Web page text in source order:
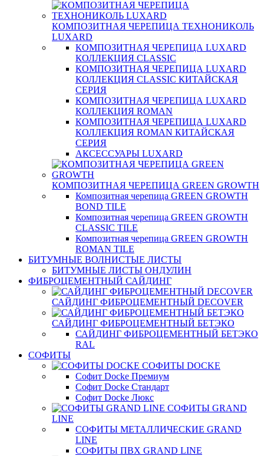
КОМПОЗИТНАЯ ЧЕРЕПИЦА ТЕХНОНИКОЛЬ
LUXARD
КОМПОЗИТНАЯ ЧЕРЕПИЦА LUXARD
КОЛЛЕКЦИЯ CLASSIC
КОМПОЗИТНАЯ ЧЕРЕПИЦА LUXARD
КОЛЛЕКЦИЯ CLASSIC КИТАЙСКАЯ
СЕРИЯ
КОМПОЗИТНАЯ ЧЕРЕПИЦА LUXARD
КОЛЛЕКЦИЯ ROMAN
КОМПОЗИТНАЯ ЧЕРЕПИЦА LUXARD
КОЛЛЕКЦИЯ ROMAN КИТАЙСКАЯ
СЕРИЯ
АКСЕССУАРЫ LUXARD
КОМПОЗИТНАЯ ЧЕРЕПИЦА GREEN GROWTH
Композитная черепица GREEN GROWTH
BOND TILE
Композитная черепица GREEN GROWTH
CLASSIC TILE
Композитная черепица GREEN GROWTH
ROMAN TILE
БИТУМНЫЕ ВОЛНИСТЫЕ ЛИСТЫ
БИТУМНЫЕ ЛИСТЫ ОНДУЛИН
ФИБРОЦЕМЕНТНЫЙ САЙДИНГ
САЙДИНГ ФИБРОЦЕМЕНТНЫЙ DECOVER
САЙДИНГ ФИБРОЦЕМЕНТНЫЙ БЕТЭКО
САЙДИНГ ФИБРОЦЕМЕНТНЫЙ БЕТЭКО
RAL
СОФИТЫ
СОФИТЫ DOCKE
Софит Docke Премиум
Софит Docke Стандарт
Софит Docke Люкс
СОФИТЫ GRAND
LINE
СОФИТЫ МЕТАЛЛИЧЕСКИЕ GRAND
LINE
СОФИТЫ ПВХ GRAND LINE